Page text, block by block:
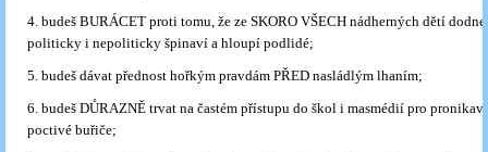
4. budeš BURÁCET proti tomu, že ze SKORO VŠECH nádherných dětí
politicky i nepoliticky špinaví a hloupí podlidé;
5. budeš dávat přednost hořkým pravdám PŘED nasládlým lhaním;
6. budeš DŮRAZNĚ trvat na častém přístupu do škol i masmédií pro
poctivé buřiče;